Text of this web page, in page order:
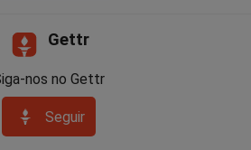
Gettr
nos no Gettr
Seguir